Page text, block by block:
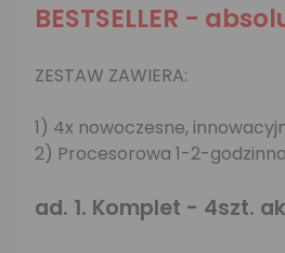
BESTSELLER -
ZESTAW ZAWIERA:
1) 4x nowoczesne,
2) Procesorowa 1-2-
ad. 1. Komplet - 4szt.